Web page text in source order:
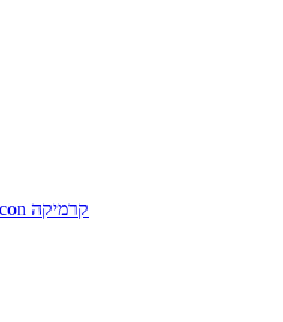
חלקי חילוף של Semicon קרמיקה